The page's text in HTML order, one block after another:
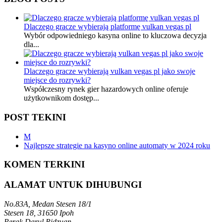
Dlaczego gracze wybierają platformę vulkan vegas pl
Wybór odpowiedniego kasyna online to kluczowa decyzja
dla...
Dlaczego gracze wybierają vulkan vegas pl jako swoje
miejsce do rozrywki?
Współczesny rynek gier hazardowych online oferuje
użytkownikom dostęp...
POST TEKINI
M
Najlepsze strategie na kasyno online automaty w 2024 roku
KOMEN TERKINI
ALAMAT UNTUK DIHUBUNGI
No.83A, Medan Stesen 18/1
Stesen 18, 31650 Ipoh